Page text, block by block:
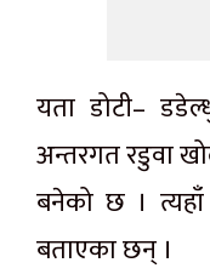
यता डोटी–
अन्तरगत रडुवा
बनेको छ । त्यहाँ
बताएका छन् ।